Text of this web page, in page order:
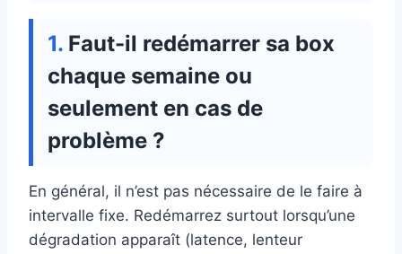
Faut-il redémarrer sa box
chaque semaine ou
seulement en cas de
problème ?
En général, il n’est pas nécessaire de le faire à
intervalle fixe. Redémarrez surtout lorsqu’une
dégradation apparaît (latence, lenteur